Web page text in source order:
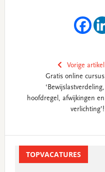
Vorige artikel
Gratis online cursus
‘Bewijslastverdeling,
hoofdregel, afwijkingen en
verlichting’!
SidebarTOPVACATURES